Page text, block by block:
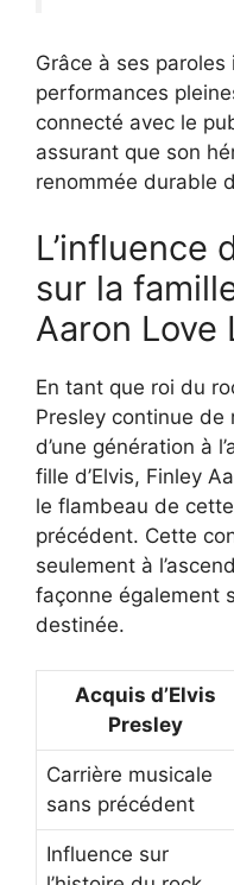
Grâce à ses
performances
connecté avec le
assurant que son
renommée durable
L’influence
sur la
Aaron Love
En tant que roi du
Presley continue de
d’une génération à
fille d’Elvis, Finley
le flambeau de
précédent. Cette
seulement à
façonne également
destinée.
Acquis d’Elvis
Presley
Carrière musicale
sans précédent
Influence sur